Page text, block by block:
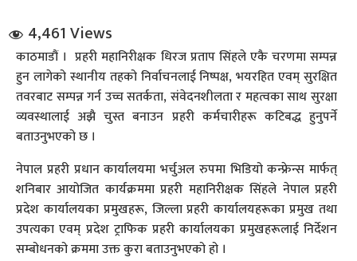
संवाद
4,461 Views
काठमाडौं । प्रहरी महानिरीक्षक धिरज प्रताप सिंहले एकै चरणमा सम्पन्न
हुन लागेको स्थानीय तहको निर्वाचनलाई निष्पक्ष, भयरहित एवम् सुरक्षित
तवरबाट सम्पन्न गर्न उच्च सतर्कता, संवेदनशीलता र महत्वका साथ सुरक्षा
व्यवस्थालाई अझै चुस्त बनाउन प्रहरी कर्मचारीहरू कटिबद्ध हुनुपर्ने
बताउनुभएको छ ।
नेपाल प्रहरी प्रधान कार्यालयमा भर्चुअल रुपमा भिडियो कन्फ्रेन्स मार्फत्
शनिबार आयोजित कार्यक्रममा प्रहरी महानिरीक्षक सिंहले नेपाल प्रहरी
प्रदेश कार्यालयका प्रमुखहरू, जिल्ला प्रहरी कार्यालयहरूका प्रमुख तथा
उपत्यका एवम् प्रदेश ट्राफिक प्रहरी कार्यालयका प्रमुखहरूलाई निर्देशन
सम्बोधनको क्रममा उक्त कुरा बताउनुभएको हो ।